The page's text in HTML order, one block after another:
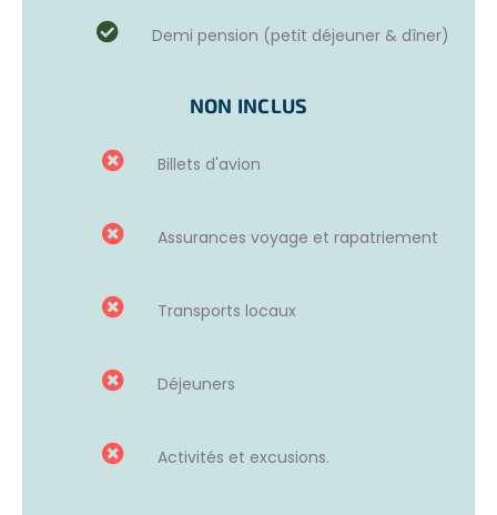
volontaires peuvent s’y rendre en bus en 35 minutes (40
AR$ par jour).
OPTIONS ET ACTIVITÉS ANNEXES
Ceux qui le souhaitent peuvent choisir de réaliser des
Cette semaine a pour but de permettre aux volontaires
culture du pays. Pour plus d’informations à ce sujet, merci
de nous contacter.
Demi pension (petit déjeuner & dîner)
NON INCLUS
Billets d'avion
Assurances voyage et rapatriement
Transports locaux
Déjeuners
Activités et excusions.